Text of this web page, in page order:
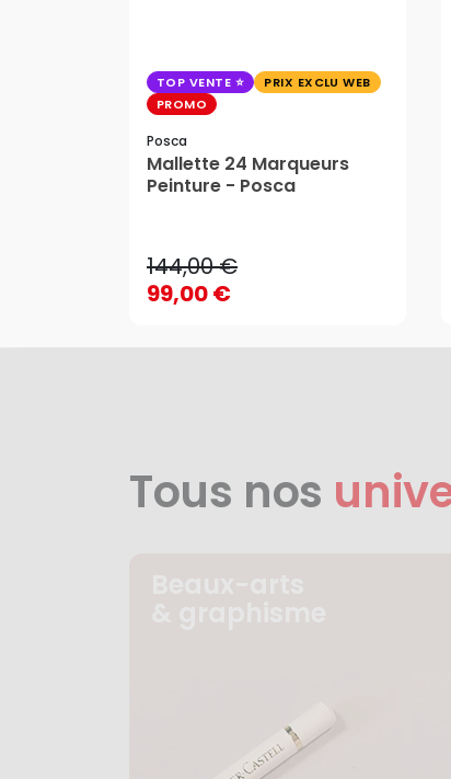
TOP VENTE
PRIX EXCLU WEB
PROMO
Posca
Mallette 24 Marqueurs
Peinture - Posca
144,00 €
99,00 €
144,00 €
AJOUTER AU PANIER
Tous nos